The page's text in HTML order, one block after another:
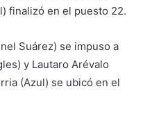
finalizó en el puesto 22.
Suárez) se impuso a
y Lautaro Arévalo
(Azul) se ubicó en el